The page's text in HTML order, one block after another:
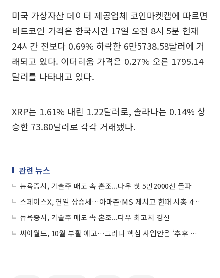
미국 가상자산 데이터 제공업체 코인마켓캡에 따르면
비트코인 가격은 한국시간 17일 오전 8시 5분 현재
24시간 전보다 0.69% 하락한 6만5738.58달러에 거
래되고 있다. 이더리움 가격은 0.27% 오른 1795.14
달러를 나타내고 있다.
XRP는 1.61% 내린 1.22달러로, 솔라나는 0.14% 상
승한 73.80달러로 각각 거래됐다.
관련 뉴스
뉴욕증시, 기술주 매도 속 혼조...다우 첫 5만2000선 돌파
스페이스X, 연일 상승세…아마존·MS 제치고 한때 시총 4위 올라서
뉴욕증시, 기술주 매도 속 혼조...다우 최고치 경신
싸이월드, 10월 부활 예고…그러나 핵심 사업안은 ‘추후 공개’